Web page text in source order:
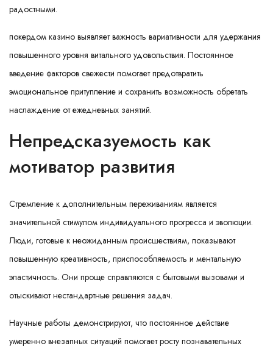
радостными.
покердом казино выявляет важность вариативности для удержания
повышенного уровня витального удовольствия. Постоянное
введение факторов свежести помогает предотвратить
эмоциональное притупление и сохранить возможность обретать
наслаждение от ежедневных занятий.
Непредсказуемость как
мотиватор развития
Стремление к дополнительным переживаниям является
значительной стимулом индивидуального прогресса и эволюции.
Люди, готовые к неожиданным происшествиям, показывают
повышенную креативность, приспособляемость и ментальную
эластичность. Они проще справляются с бытовыми вызовами и
отыскивают нестандартные решения задач.
Научные работы демонстрируют, что постоянное действие
умеренно внезапных ситуаций помогает росту познавательных